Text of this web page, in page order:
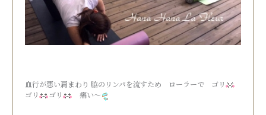
血行が悪い肩まわり 脇のリンパを流すため ローラーで ゴリ
ゴリ
ゴリ 痛い～